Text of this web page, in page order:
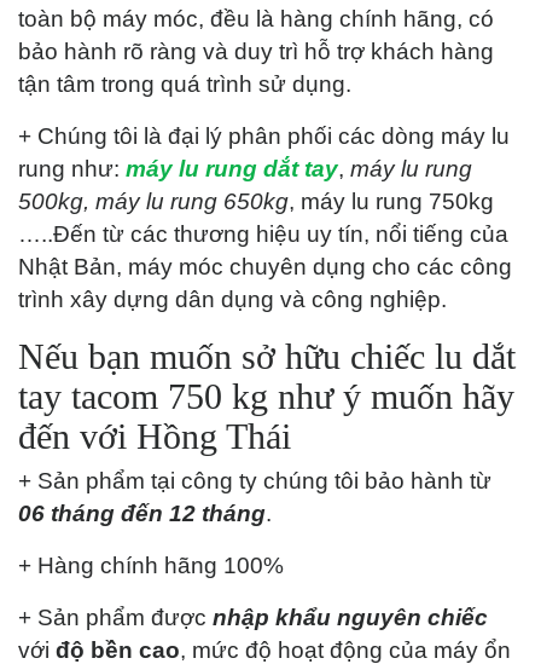
toàn bộ máy móc, đều là hàng chính hãng, có
bảo hành rõ ràng và duy trì hỗ trợ khách hàng
tận tâm trong quá trình sử dụng.
+ Chúng tôi là đại lý phân phối các dòng máy lu
rung như: máy lu rung dắt tay, máy lu rung
500kg, máy lu rung 650kg, máy lu rung 750kg
…..Đến từ các thương hiệu uy tín, nổi tiếng của
Nhật Bản, máy móc chuyên dụng cho các công
trình xây dựng dân dụng và công nghiệp.
Nếu bạn muốn sở hữu chiếc lu dắt
tay tacom 750 kg như ý muốn hãy
đến với Hồng Thái
+ Sản phẩm tại công ty chúng tôi bảo hành từ
06 tháng đến 12 tháng.
+ Hàng chính hãng 100%
+ Sản phẩm được nhập khẩu nguyên chiếc
với độ bền cao, mức độ hoạt động của máy ổn